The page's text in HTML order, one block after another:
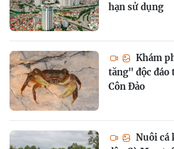
hạn sử dụng
Khám
tăng" độc đáo
Côn Đảo
Nuôi cá